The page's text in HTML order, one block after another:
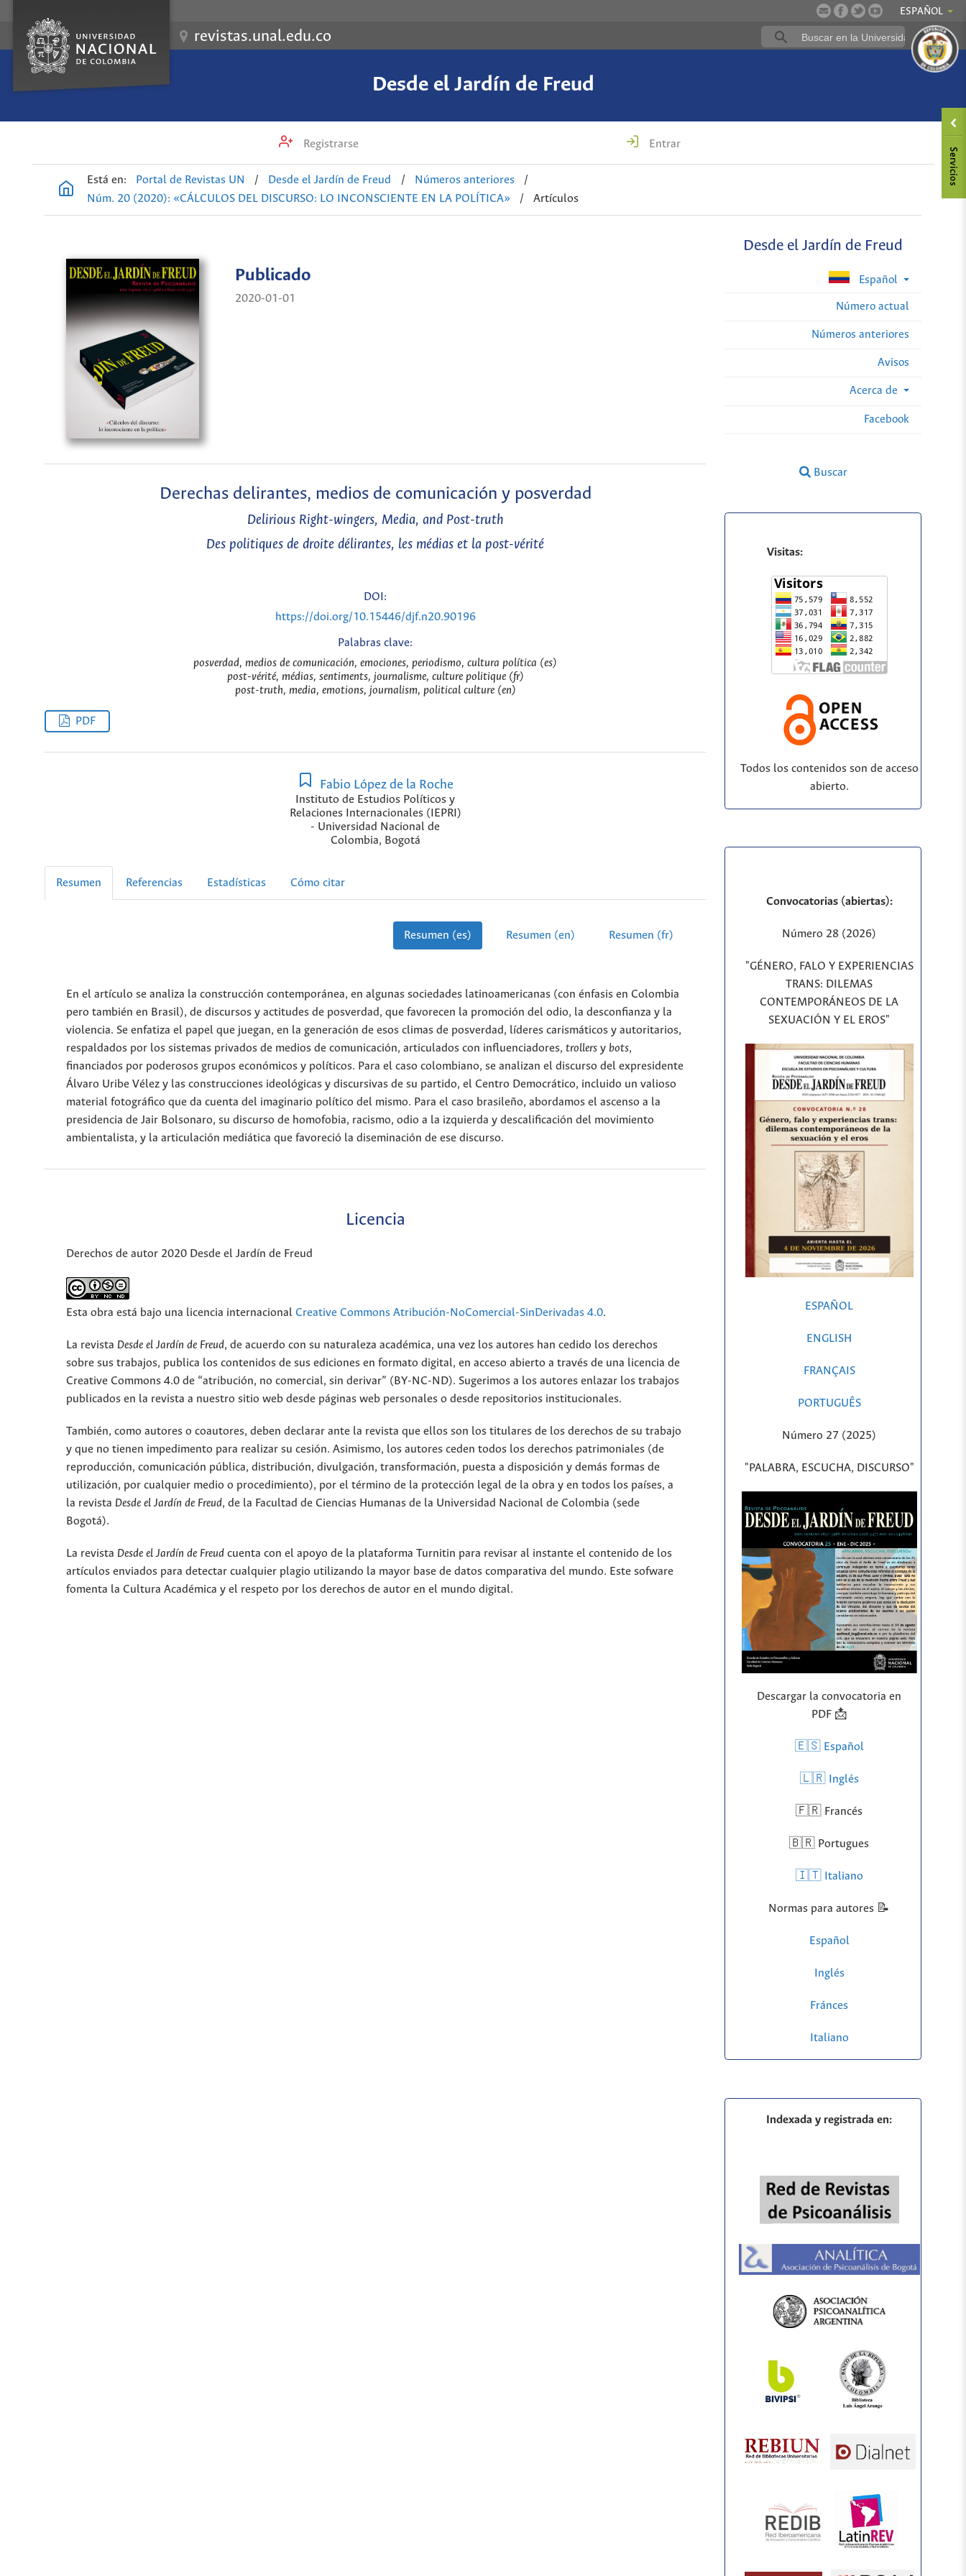
ESPAÑOL
revistas.unal.edu.co
Desde el Jardín de Freud
Registrarse Entrar
Está en: Portal de Revistas UN / Desde el Jardín de Freud / Números anteriores
/
Núm. 20 (2020): «CÁLCULOS DEL DISCURSO: LO INCONSCIENTE EN LA POLÍTICA»
/ Artículos
Desde el Jardín de Freud
Español
Número actual
Números anteriores
Avisos
Acerca de
Facebook
Buscar
Publicado
2020-01-01
Derechas delirantes, medios de comunicación y posverdad
Delirious Right-wingers, Media, and Post-truth
Des politiques de droite délirantes, les médias et la post-vérité
DOI:
https://doi.org/10.15446/djf.n20.90196
Palabras clave:
posverdad, medios de comunicación, emociones, periodismo, cultura política (es)
post-vérité, médias, sentiments, journalisme, culture politique (fr)
post-truth, media, emotions, journalism, political culture (en)
PDF
Fabio López de la Roche
Instituto de Estudios Políticos y
Relaciones Internacionales (IEPRI)
- Universidad Nacional de
Colombia, Bogotá
Resumen Referencias Estadísticas Cómo citar
Resumen (es) Resumen (en) Resumen (fr)
En el artículo se analiza la construcción contemporánea, en algunas sociedades latinoamericanas (con énfasis en Colombia
pero también en Brasil), de discursos y actitudes de posverdad, que favorecen la promoción del odio, la desconfianza y la
violencia. Se enfatiza el papel que juegan, en la generación de esos climas de posverdad, líderes carismáticos y autoritarios,
respaldados por los sistemas privados de medios de comunicación, articulados con influenciadores, trollers y bots,
financiados por poderosos grupos económicos y políticos. Para el caso colombiano, se analizan el discurso del expresidente
Álvaro Uribe Vélez y las construcciones ideológicas y discursivas de su partido, el Centro Democrático, incluido un valioso
material fotográfico que da cuenta del imaginario político del mismo. Para el caso brasileño, abordamos el ascenso a la
presidencia de Jair Bolsonaro, su discurso de homofobia, racismo, odio a la izquierda y descalificación del movimiento
ambientalista, y la articulación mediática que favoreció la diseminación de ese discurso.
Licencia
Derechos de autor 2020 Desde el Jardín de Freud
Esta obra está bajo una licencia internacional Creative Commons Atribución-NoComercial-SinDerivadas 4.0.
La revista Desde el Jardín de Freud, de acuerdo con su naturaleza académica, una vez los autores han cedido los derechos
sobre sus trabajos, publica los contenidos de sus ediciones en formato digital, en acceso abierto a través de una licencia de
Creative Commons 4.0 de “atribución, no comercial, sin derivar” (BY-NC-ND). Sugerimos a los autores enlazar los trabajos
publicados en la revista a nuestro sitio web desde páginas web personales o desde repositorios institucionales.
También, como autores o coautores, deben declarar ante la revista que ellos son los titulares de los derechos de su trabajo
y que no tienen impedimento para realizar su cesión. Asimismo, los autores ceden todos los derechos patrimoniales (de
reproducción, comunicación pública, distribución, divulgación, transformación, puesta a disposición y demás formas de
utilización, por cualquier medio o procedimiento), por el término de la protección legal de la obra y en todos los países, a
la revista Desde el Jardín de Freud, de la Facultad de Ciencias Humanas de la Universidad Nacional de Colombia (sede
Bogotá).
La revista Desde el Jardín de Freud cuenta con el apoyo de la plataforma Turnitin para revisar al instante el contenido de los
artículos enviados para detectar cualquier plagio utilizando la mayor base de datos comparativa del mundo. Este sofware
fomenta la Cultura Académica y el respeto por los derechos de autor en el mundo digital.
Visitas:
Todos los contenidos son de acceso
abierto.
Convocatorias (abiertas):
Número 28 (2026)
"GÉNERO, FALO Y EXPERIENCIAS
TRANS: DILEMAS
CONTEMPORÁNEOS DE LA
SEXUACIÓN Y EL EROS"
ESPAÑOL
ENGLISH
FRANÇAIS
PORTUGUÊS
Número 27 (2025)
"PALABRA, ESCUCHA, DISCURSO"
Descargar la convocatoria en
PDF 📩
🇪🇸 Español
🇱🇷Inglés
🇫🇷 Francés
🇧🇷 Portugues
🇮🇹 Italiano
Normas para autores 📝
Español
Inglés
Fránces
Italiano
Indexada y registrada en: